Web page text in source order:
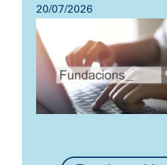
20/07/2026